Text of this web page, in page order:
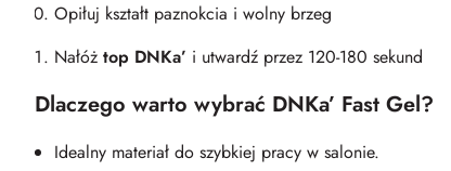
Opiłuj kształt paznokcia i wolny brzeg
Nałóż top DNKa’ i utwardź przez 120-180 sekund
Dlaczego warto wybrać DNKa’ Fast Gel?
Idealny materiał do szybkiej pracy w salonie.